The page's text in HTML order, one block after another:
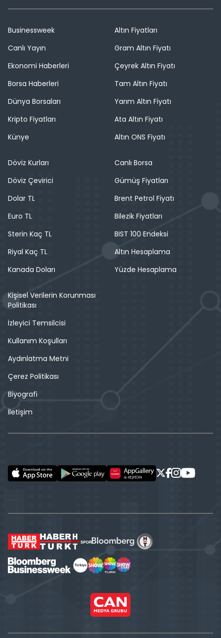
Businessweek
Canlı Yayın
Ekonomi Haberleri
Borsa Haberleri
Dünya Borsaları
Kripto Fiyatları
Künye
Altın Fiyatları
Gram Altın Fiyatı
Çeyrek Altın Fiyatı
Tam Altın Fiyatı
Yarım Altın Fiyatı
Ata Altın Fiyatı
Altın ONS Fiyatı
Döviz Kurları
Döviz Çevirici
Dolar TL
Euro TL
Sterin Kaç TL
Riyal Kaç TL
Kanada Doları
Canlı Borsa
Gümüş Fiyatları
Brent Petrol Fiyatı
Bilezik Fiyatları
BIST 100 Endeksi
Altın Hesaplama
Yüzde Hesaplama
Kişisel Verilerin Korunması
Politikası
İzleyici Temsilcisi
Kullanım Koşulları
Aydınlatma Metni
Çerez Politikası
Biyografi
İletişim